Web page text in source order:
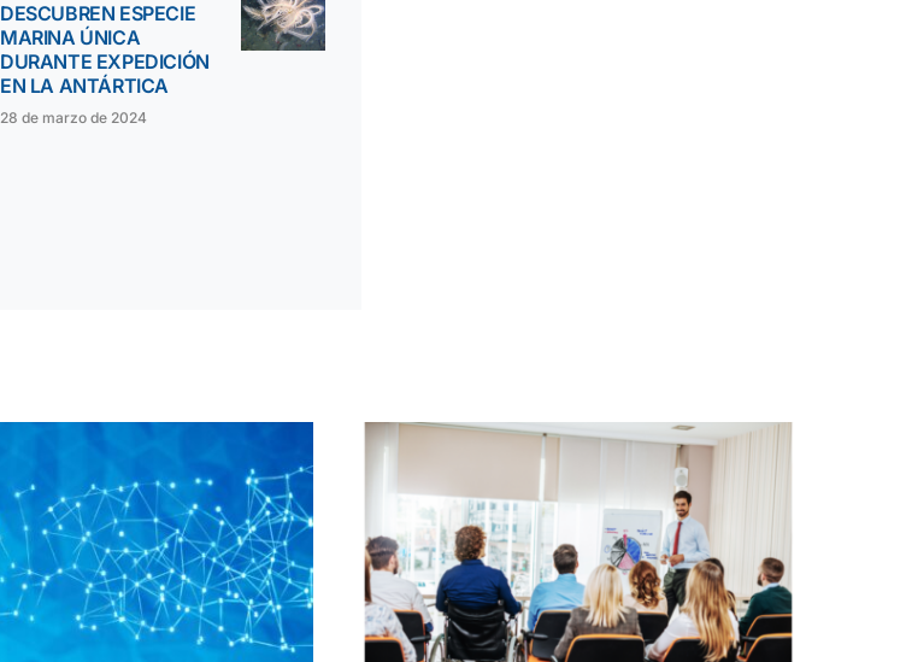
DESCUBREN ESPECIE
MARINA ÚNICA
DURANTE EXPEDICIÓN
EN LA ANTÁRTICA
28 de marzo de 2024